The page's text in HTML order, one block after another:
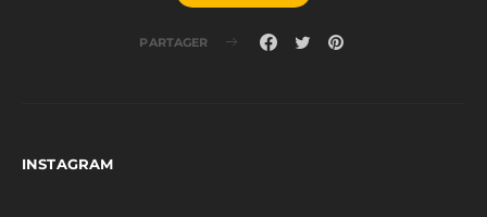
PARTAGER
INSTAGRAM